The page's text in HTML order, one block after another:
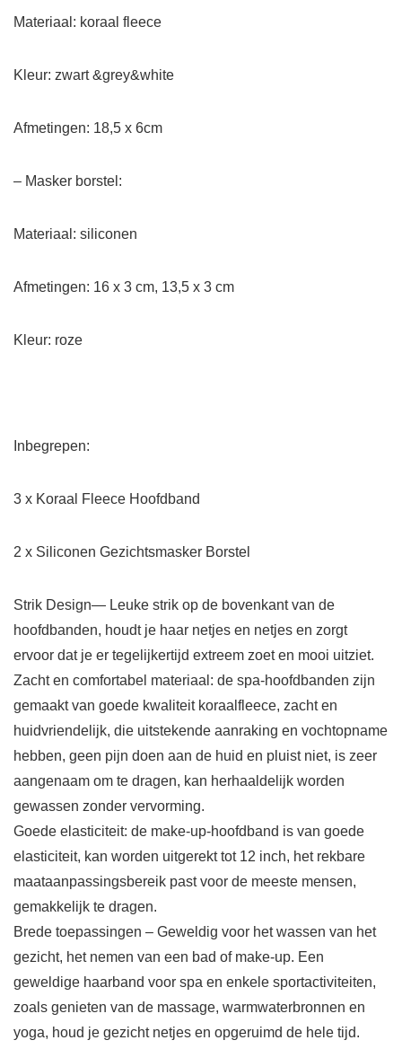
Materiaal: koraal fleece
Kleur: zwart &grey&white
Afmetingen: 18,5 x 6cm
– Masker borstel:
Materiaal: siliconen
Afmetingen: 16 x 3 cm, 13,5 x 3 cm
Kleur: roze
Inbegrepen:
3 x Koraal Fleece Hoofdband
2 x Siliconen Gezichtsmasker Borstel
Strik Design— Leuke strik op de bovenkant van de
hoofdbanden, houdt je haar netjes en netjes en zorgt
ervoor dat je er tegelijkertijd extreem zoet en mooi uitziet.
Zacht en comfortabel materiaal: de spa-hoofdbanden zijn
gemaakt van goede kwaliteit koraalfleece, zacht en
huidvriendelijk, die uitstekende aanraking en vochtopname
hebben, geen pijn doen aan de huid en pluist niet, is zeer
aangenaam om te dragen, kan herhaaldelijk worden
gewassen zonder vervorming.
Goede elasticiteit: de make-up-hoofdband is van goede
elasticiteit, kan worden uitgerekt tot 12 inch, het rekbare
maataanpassingsbereik past voor de meeste mensen,
gemakkelijk te dragen.
Brede toepassingen – Geweldig voor het wassen van het
gezicht, het nemen van een bad of make-up. Een
geweldige haarband voor spa en enkele sportactiviteiten,
zoals genieten van de massage, warmwaterbronnen en
yoga, houd je gezicht netjes en opgeruimd de hele tijd.